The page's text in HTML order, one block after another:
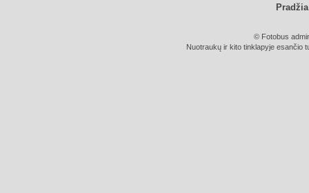
Pradžia
© Fotobus
Nuotraukų ir kito tinklapyje esančio